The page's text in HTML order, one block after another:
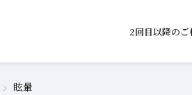
2回目以降のご
眩暈